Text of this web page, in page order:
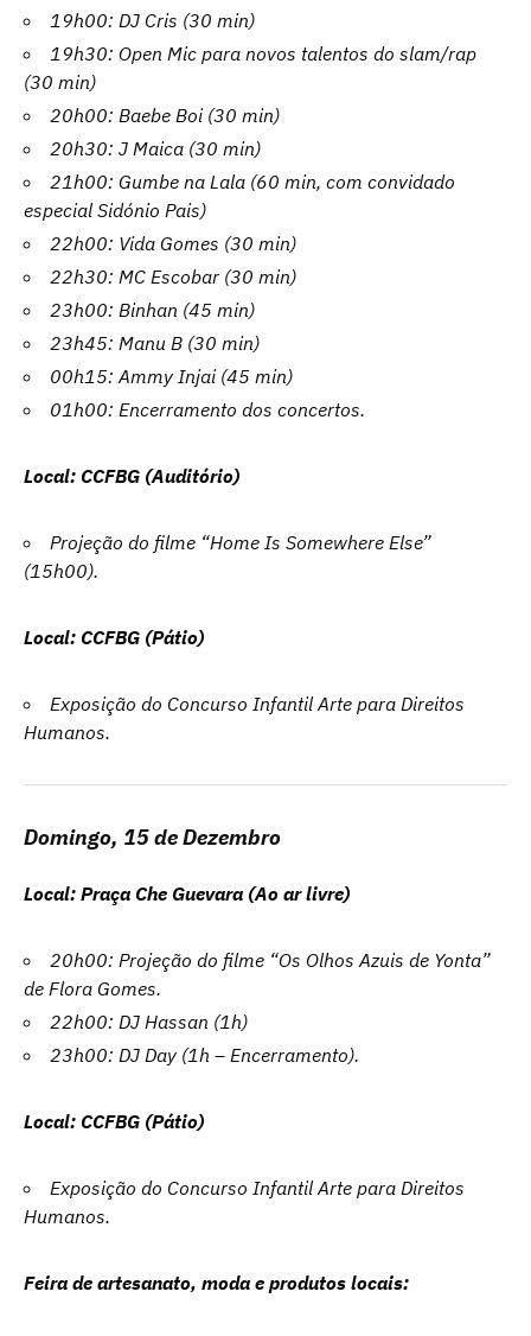
19h00: DJ Cris (30 min)
19h30: Open Mic para novos talentos do slam/rap
(30 min)
20h00: Baebe Boi (30 min)
20h30: J Maica (30 min)
21h00: Gumbe na Lala (60 min, com convidado
especial Sidónio Pais)
22h00: Vida Gomes (30 min)
22h30: MC Escobar (30 min)
23h00: Binhan (45 min)
23h45: Manu B (30 min)
00h15: Ammy Injai (45 min)
01h00: Encerramento dos concertos.
Local: CCFBG (Auditório)
Projeção do filme “Home Is Somewhere Else”
(15h00).
Local: CCFBG (Pátio)
Exposição do Concurso Infantil Arte para Direitos
Humanos.
Domingo, 15 de Dezembro
Local: Praça Che Guevara (Ao ar livre)
20h00: Projeção do filme “Os Olhos Azuis de Yonta”
de Flora Gomes.
22h00: DJ Hassan (1h)
23h00: DJ Day (1h – Encerramento).
Local: CCFBG (Pátio)
Exposição do Concurso Infantil Arte para Direitos
Humanos.
Feira de artesanato, moda e produtos locais: